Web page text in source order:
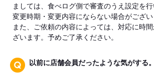
ましては、食べログ側で審査のうえ設定を
変更時期・変更内容にならない場合がござい
また、ご依頼の内容によっては、対応に時
ざいます。予めご了承ください。
以前に店舗会員だったような気がする。